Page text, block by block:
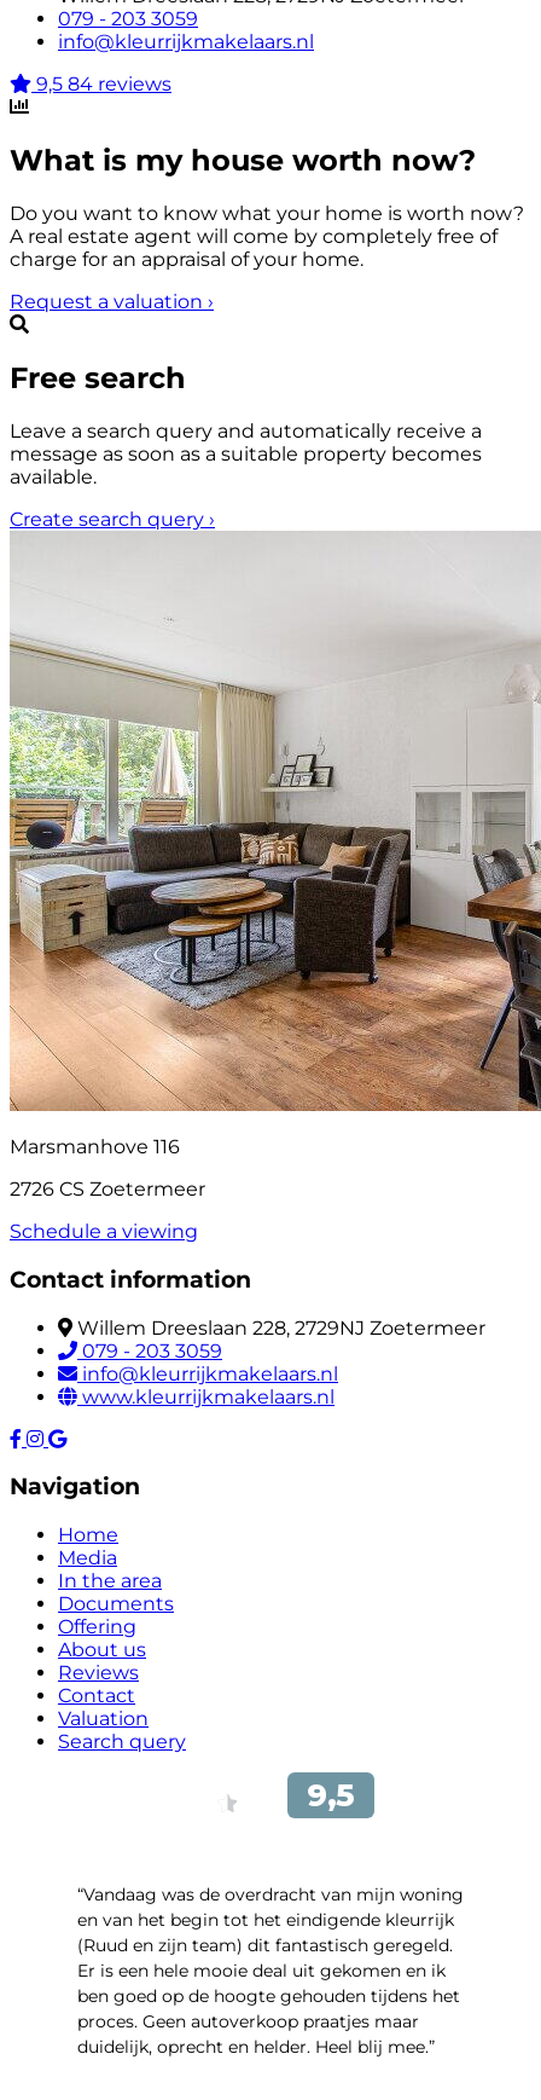
079 - 203 3059
info@kleurrijkmakelaars.nl
9,5 84 reviews
What is my house worth now?
Do you want to know what your home is worth now?
A real estate agent will come by completely free of
charge for an appraisal of your home.
Request a valuation ›
Free search
Leave a search query and automatically receive a
message as soon as a suitable property becomes
available.
Create search query ›
Marsmanhove 116
2726 CS Zoetermeer
Schedule a viewing
Contact information
Willem Dreeslaan 228, 2729NJ Zoetermeer
079 - 203 3059
info@kleurrijkmakelaars.nl
www.kleurrijkmakelaars.nl
Navigation
Home
Media
In the area
Documents
Offering
About us
Reviews
Contact
Valuation
Search query
“Vandaag was de overdracht van mijn woning
en van het begin tot het eindigende kleurrijk
(Ruud en zijn team) dit fantastisch geregeld.
Er is een hele mooie deal uit gekomen en ik
ben goed op de hoogte gehouden tijdens het
proces. Geen autoverkoop praatjes maar
duidelijk, oprecht en helder. Heel blij mee.”